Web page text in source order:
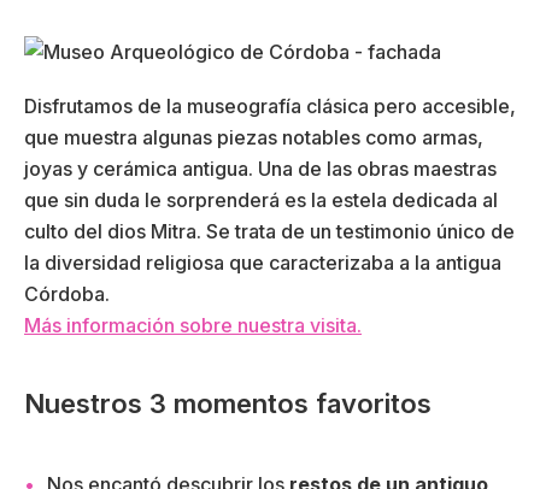
Disfrutamos de la museografía clásica pero accesible,
que muestra algunas piezas notables como armas,
joyas y cerámica antigua. Una de las obras maestras
que sin duda le sorprenderá es la estela dedicada al
culto del dios Mitra. Se trata de un testimonio único de
la diversidad religiosa que caracterizaba a la antigua
Córdoba.
Más información sobre nuestra visita.
Nuestros 3 momentos favoritos
Nos encantó descubrir los restos de un antiguo